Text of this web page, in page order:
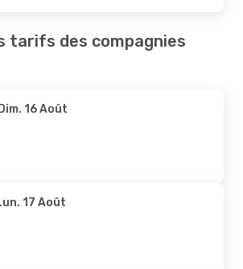
tarifs des compagnies
16 Août
17 Août